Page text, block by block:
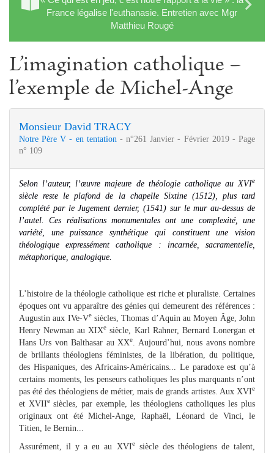
France légalise l'euthanasie. Entretien avec Mgr
Matthieu Rougé
L’imagination catholique –
l’exemple de Michel-Ange
Monsieur David TRACY
Notre Père V - en tentation - n°261 Janvier - Février 2019 - Page
n° 109
Selon l’auteur, l’œuvre majeure de théologie catholique au XVIe
siècle reste le plafond de la chapelle Sixtine (1512), plus tard
complété par le Jugement dernier, (1541) sur le mur au-dessus de
l’autel. Ces réalisations monumentales ont une complexité, une
variété, une puissance synthétique qui constituent une vision
théologique expressément catholique : incarnée, sacramentelle,
métaphorique, analogique.
L’histoire de la théologie catholique est riche et pluraliste. Certaines
époques ont vu apparaître des génies qui demeurent des références :
Augustin aux IVe-Vesiècles, Thomas d’Aquin au Moyen Âge, John
Henry Newman au XIXe siècle, Karl Rahner, Bernard Lonergan et
Hans Urs von Balthasar au XXe
. Aujourd’hui, nous avons nombre
de brillants théologiens féministes, de la libération, du politique,
des Hispaniques, des Africains-Américains... Le paradoxe est qu’à
certains moments, les penseurs catholiques les plus marquants n’ont
pas été des théologiens de métier, mais de grands artistes. Aux XVIe
et XVIIe siècles, par exemple, les théologiens catholiques les plus
originaux ont été Michel-Ange, Raphaël, Léonard de Vinci, le
Titien, le Bernin...
Assurément, il y a eu au XVIesiècle des théologiens de talent,